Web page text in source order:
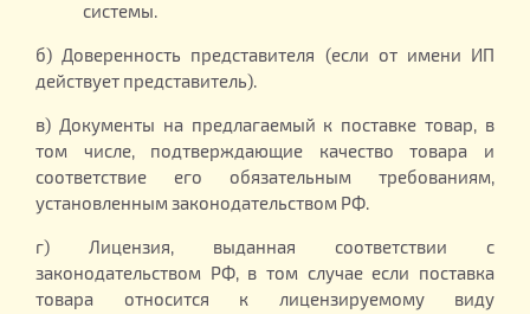
системы.
б) Доверенность представителя (если от имени ИП
действует представитель).
в) Документы на предлагаемый к поставке товар, в
том числе, подтверждающие качество товара и
соответствие его обязательным требованиям,
установленным законодательством РФ.
г) Лицензия, выданная соответствии с
законодательством РФ, в том случае если поставка
товара относится к лицензируемому виду